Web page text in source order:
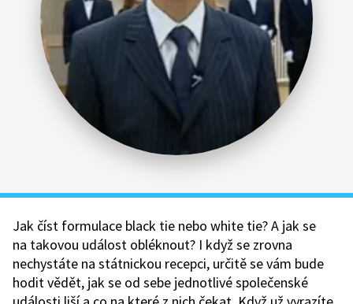
Jak číst formulace black tie nebo white tie? A jak se
na takovou událost obléknout? I když se zrovna
nechystáte na státnickou recepci, určitě se vám bude
hodit vědět, jak se od sebe jednotlivé společenské